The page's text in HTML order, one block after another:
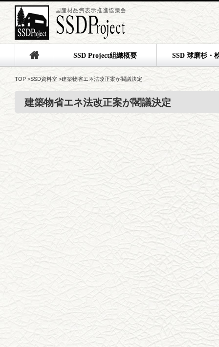
SSD Project組織概要 SSD 球磨杉・
TOP >SSD資料室 >建築物省エネ法改正案が閣議決定
建築物省エネ法改正案が閣議決定